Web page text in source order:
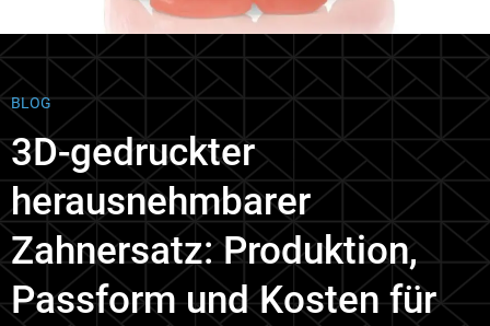
BLOG
3D-gedruckter
herausnehmbarer
Zahnersatz: Produktion,
Passform und Kosten für